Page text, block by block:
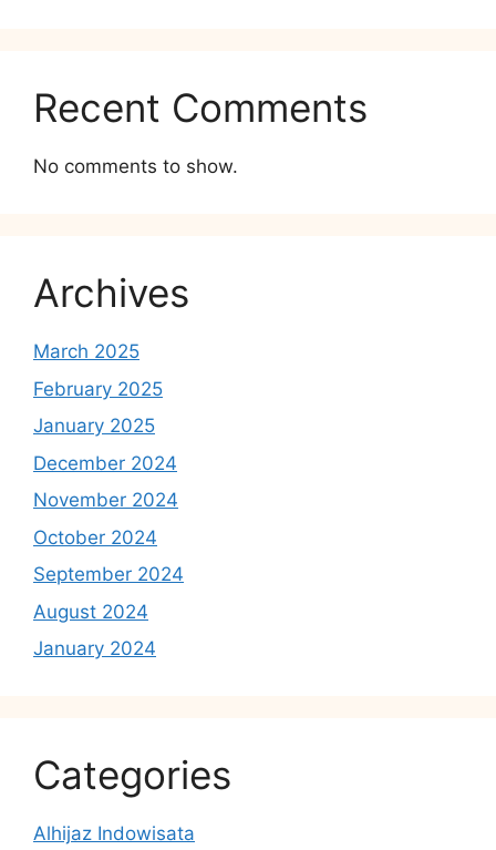
Recent Comments
No comments to show.
Archives
March 2025
February 2025
January 2025
December 2024
November 2024
October 2024
September 2024
August 2024
January 2024
Categories
Alhijaz Indowisata